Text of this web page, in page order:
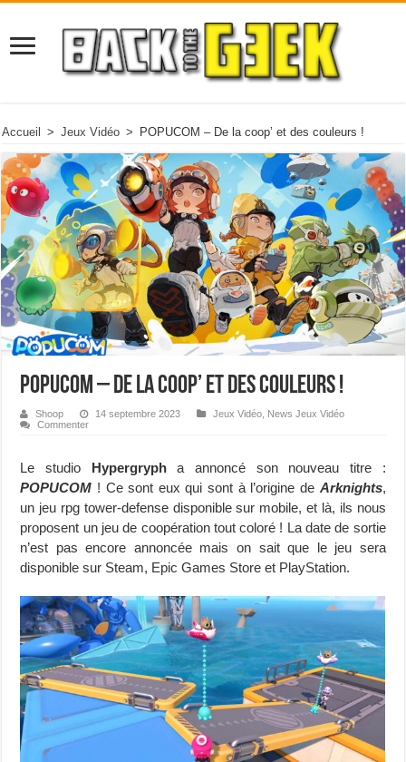
Accueil > Jeux Vidéo > POPUCOM – De la coop’ et des couleurs !
POPUCOM – De la coop’ et des couleurs !
Shoop 14 septembre 2023 Jeux Vidéo News Jeux Vidéo
Commenter
Le studio Hypergrypha annoncé son nouveau titre :
POPUCOM ! Ce sont eux qui sont à l’origine de Arknights,
un jeu rpg tower-defense disponible sur mobile, et là, ils nous
proposent un jeu de coopération tout coloré ! La date de sortie
n’est pas encore annoncée mais on sait que le jeu sera
disponible sur Steam, Epic Games Store et PlayStation.